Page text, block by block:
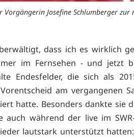
Josefine Schlumberger
dass ich es wirklich
im Fernsehen - und jetzt
Endesfelder, die sich als
am vergangenen
hatte. Besonders dankte sie
auch während der live im
lautstark unterstützt